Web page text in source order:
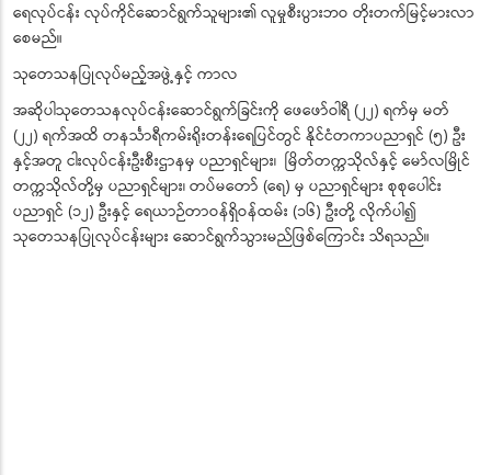
ရေလုပ်ငန်း လုပ်ကိုင်ဆောင်ရွက်သူများ၏ လူမှုစီးပွားဘဝ တိုးတက်မြင့်မားလာ
စေမည်။
သုတေသနပြုလုပ်မည့်အဖွဲ့နှင့် ကာလ
အဆိုပါသုတေသနလုပ်ငန်းဆောင်ရွက်ခြင်းကို ဖေဖော်ဝါရီ (၂၂) ရက်မှ မတ်
(၂၂) ရက်အထိ တနင်္သာရီကမ်းရိုးတန်းရေပြင်တွင် နိုင်ငံတကာပညာရှင် (၅) ဦး
နှင့်အတူ ငါးလုပ်ငန်းဦးစီးဌာနမှ ပညာရှင်များ၊ မြိတ်တက္ကသိုလ်နှင့် မော်လမြိုင်
တက္ကသိုလ်တို့မှ ပညာရှင်များ၊ တပ်မတော် (ရေ) မှ ပညာရှင်များ စုစုပေါင်း
ပညာရှင် (၁၂) ဦးနှင့် ရေယာဉ်တာဝန်ရှိဝန်ထမ်း (၁၆) ဦးတို့ လိုက်ပါ၍
သုတေသနပြုလုပ်ငန်းများ ဆောင်ရွက်သွားမည်ဖြစ်ကြောင်း သိရသည်။